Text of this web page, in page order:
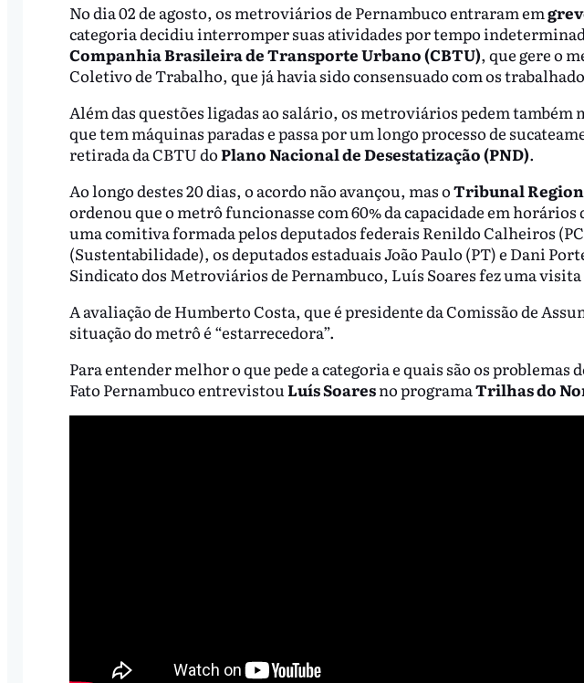
No dia 02 de agosto, os metroviários de Pernambuco entraram em
categoria decidiu interromper suas atividades por tempo
Companhia Brasileira de Transporte Urbano (CBTU), que gere o
Coletivo de Trabalho, que já havia sido consensuado com os
Além das questões ligadas ao salário, os metroviários pedem
que tem máquinas paradas e passa por um longo processo de
retirada da CBTU doPlano Nacional de Desestatização (PND).
Ao longo destes 20 dias, o acordo não avançou, mas oTribunal
ordenou que o metrô funcionasse com 60% da capacidade em horários
uma comitiva formada pelos deputados federais Renildo Calheiros
(Sustentabilidade), os deputados estaduais João Paulo (PT) e Dani
Sindicato dos Metroviários de Pernambuco, Luís Soares fez uma
A avaliação de Humberto Costa, que é presidente da Comissão de
situação do metrô é “estarrecedora”.
Para entender melhor o que pede a categoria e quais são os problemas
Fato Pernambuco entrevistou Luís Soaresno programaTrilhas do